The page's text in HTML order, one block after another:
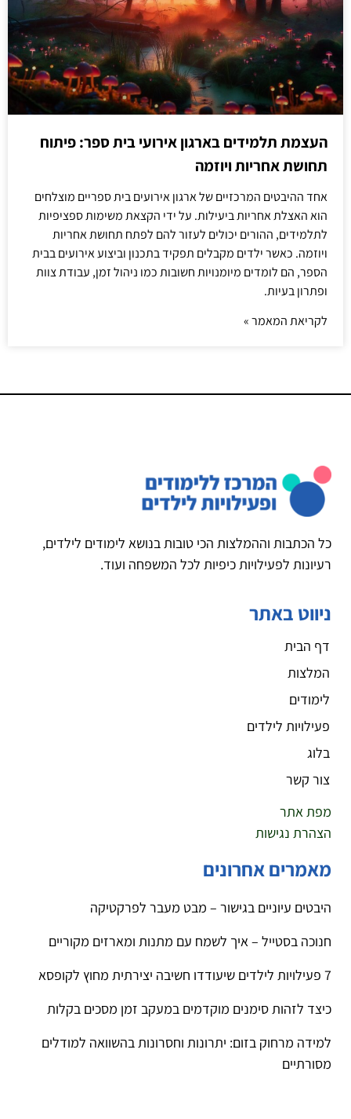
העצמת תלמידים בארגון אירועי בית ספר: פיתוח
תחושת אחריות ויוזמה
אחד ההיבטים המרכזיים של ארגון אירועים בית ספריים מוצלחים
הוא האצלת אחריות ביעילות. על ידי הקצאת משימות ספציפיות
לתלמידים, ההורים יכולים לעזור להם לפתח תחושת אחריות
ויוזמה. כאשר ילדים מקבלים תפקיד בתכנון וביצוע אירועים בבית
הספר, הם לומדים מיומנויות חשובות כמו ניהול זמן, עבודת צוות
ופתרון בעיות.
לקריאת המאמר »
כל הכתבות וההמלצות הכי טובות בנושא לימודים לילדים,
רעיונות לפעילויות כיפיות לכל המשפחה ועוד.
ניווט באתר
דף הבית
המלצות
לימודים
פעילויות לילדים
בלוג
צור קשר
מפת אתר
הצהרת נגישות
מאמרים אחרונים
היבטים עיוניים בגישור – מבט מעבר לפרקטיקה
חנוכה בסטייל – איך לשמח עם מתנות ומארזים מקוריים
7 פעילויות לילדים שיעודדו חשיבה יצירתית מחוץ לקופסא
כיצד לזהות סימנים מוקדמים במעקב זמן מסכים בקלות
למידה מרחוק בזום: יתרונות וחסרונות בהשוואה למודלים
מסורתיים